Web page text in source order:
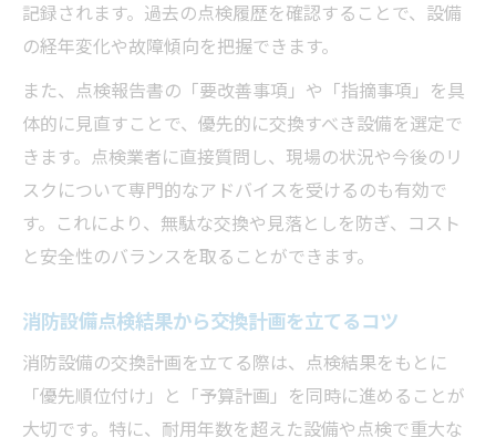
記録されます。過去の点検履歴を確認することで、設備
の経年変化や故障傾向を把握できます。
また、点検報告書の「要改善事項」や「指摘事項」を具
体的に見直すことで、優先的に交換すべき設備を選定で
きます。点検業者に直接質問し、現場の状況や今後のリ
スクについて専門的なアドバイスを受けるのも有効で
す。これにより、無駄な交換や見落としを防ぎ、コスト
と安全性のバランスを取ることができます。
消防設備点検結果から交換計画を立てるコツ
消防設備の交換計画を立てる際は、点検結果をもとに
「優先順位付け」と「予算計画」を同時に進めることが
大切です。特に、耐用年数を超えた設備や点検で重大な